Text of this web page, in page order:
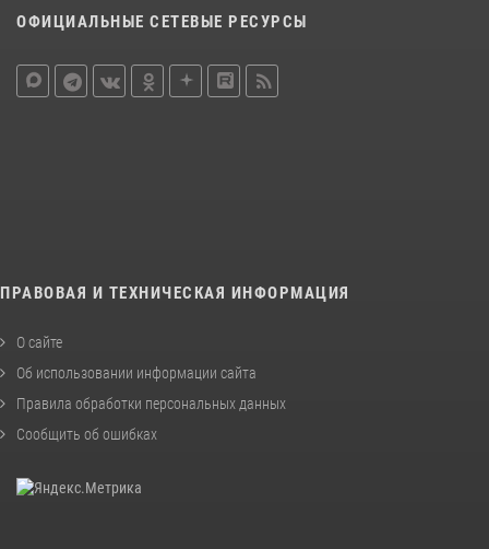
ОФИЦИАЛЬНЫЕ СЕТЕВЫЕ РЕСУРСЫ
ПРАВОВАЯ И ТЕХНИЧЕСКАЯ ИНФОРМАЦИЯ
О сайте
Об использовании информации сайта
Правила обработки персональных данных
Сообщить об ошибках